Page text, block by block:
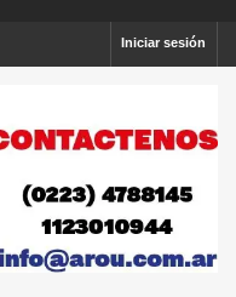
Iniciar sesión